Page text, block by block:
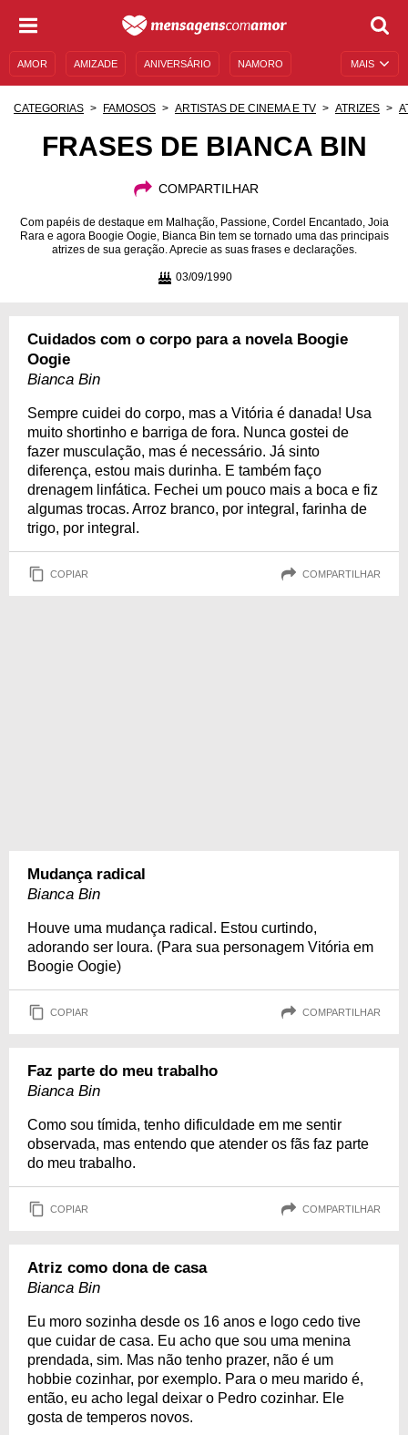
MAIS
AMOR AMIZADE ANIVERSÁRIO NAMORO
CATEGORIAS FAMOSOS ARTISTAS DE CINEMA E TV ATRIZES
FRASES DE BIANCA BIN
COMPARTILHAR
Com papéis de destaque em Malhação, Passione, Cordel Encantado, Joia
Rara e agora Boogie Oogie, Bianca Bin tem se tornado uma das principais
atrizes de sua geração. Aprecie as suas frases e declarações.
03/09/1990
Cuidados com o corpo para a novela Boogie
Oogie
Bianca Bin
Sempre cuidei do corpo, mas a Vitória é danada! Usa
muito shortinho e barriga de fora. Nunca gostei de
fazer musculação, mas é necessário. Já sinto
diferença, estou mais durinha. E também faço
drenagem linfática. Fechei um pouco mais a boca e fiz
algumas trocas. Arroz branco, por integral, farinha de
trigo, por integral.
COPIAR COMPARTILHAR
Mudança radical
Bianca Bin
Houve uma mudança radical. Estou curtindo,
adorando ser loura. (Para sua personagem Vitória em
Boogie Oogie)
COPIAR COMPARTILHAR
Faz parte do meu trabalho
Bianca Bin
Como sou tímida, tenho dificuldade em me sentir
observada, mas entendo que atender os fãs faz parte
do meu trabalho.
COPIAR COMPARTILHAR
Atriz como dona de casa
Bianca Bin
Eu moro sozinha desde os 16 anos e logo cedo tive
que cuidar de casa. Eu acho que sou uma menina
prendada, sim. Mas não tenho prazer, não é um
hobbie cozinhar, por exemplo. Para o meu marido é,
então, eu acho legal deixar o Pedro cozinhar. Ele
gosta de temperos novos.